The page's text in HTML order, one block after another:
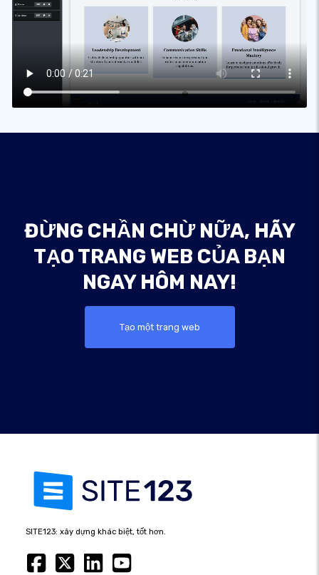
ĐỪNG CHẦN CHỪ NỮA, HÃY
TẠO TRANG WEB CỦA BẠN
NGAY HÔM NAY!
Tạo một trang web
SITE123: xây dựng khác biệt, tốt hơn.